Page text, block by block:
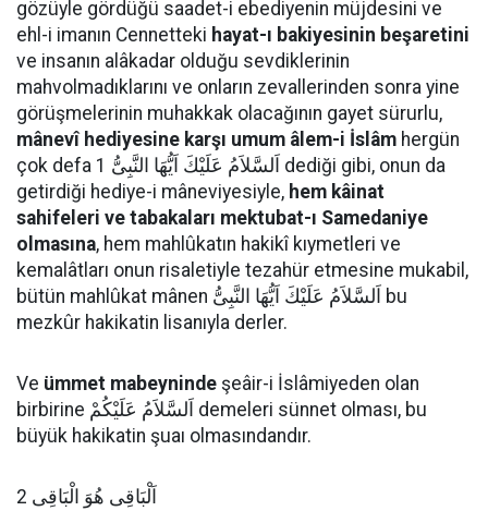
gözüyle gördüğü saadet-i ebediyenin müjdesini ve
ehl-i imanın Cennetteki hayat-ı bakiyesinin beşaretini
ve insanın alâkadar olduğu sevdiklerinin
mahvolmadıklarını ve onların zevallerinden sonra yine
görüşmelerinin muhakkak olacağının gayet sürurlu,
mânevî hediyesine karşı umum âlem-i İslâm hergün
çok defa اَلسَّلاَمُ عَلَيْكَ اَيُّهَا النَّبِىُّ 1 dediği gibi, onun da
getirdiği hediye-i mâneviyesiyle, hem kâinat
sahifeleri ve tabakaları mektubat-ı Samedaniye
olmasına, hem mahlûkatın hakikî kıymetleri ve
kemalâtları onun risaletiyle tezahür etmesine mukabil,
bütün mahlûkat mânen اَلسَّلاَمُ عَلَيْكَ اَيُّهَا النَّبِىُّ bu
mezkûr hakikatin lisanıyla derler.
Ve ümmet mabeyninde şeâir-i İslâmiyeden olan
birbirine اَلسَّلاَمُ عَلَيْكُمْ demeleri sünnet olması, bu
büyük hakikatin şuaı olmasındandır.
اَلْبَاقِى هُوَ الْبَاقِى 2